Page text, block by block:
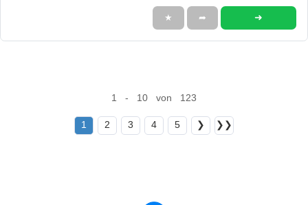
★ ➦ ➜
1 - 10 von 123
1 2 3 4 5 ❯ ❯❯